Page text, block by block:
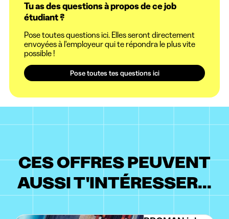
Tu as des questions à propos de ce job
étudiant ?
Pose toutes questions ici. Elles seront directement
envoyées à l'employeur qui te répondra le plus vite
possible !
Pose toutes tes questions ici
CES OFFRES PEUVENT
AUSSI T'INTÉRESSER...